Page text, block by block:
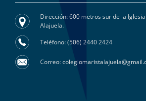
Dirección: 600 metros sur de la
Alajuela.
Teléfono: (506) 2440 2424
Correo: